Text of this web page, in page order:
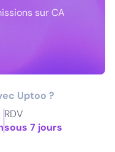
sur CA
Uptoo ?
RDV
sous 7 jours